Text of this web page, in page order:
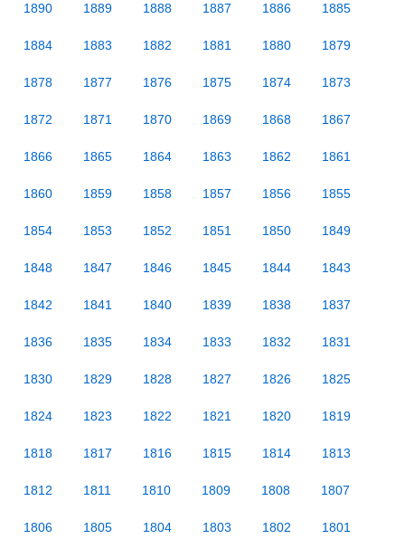
1890 1889 1888 1887 1886 1885
1884 1883 1882 1881 1880 1879
1878 1877 1876 1875 1874 1873
1872 1871 1870 1869 1868 1867
1866 1865 1864 1863 1862 1861
1860 1859 1858 1857 1856 1855
1854 1853 1852 1851 1850 1849
1848 1847 1846 1845 1844 1843
1842 1841 1840 1839 1838 1837
1836 1835 1834 1833 1832 1831
1830 1829 1828 1827 1826 1825
1824 1823 1822 1821 1820 1819
1818 1817 1816 1815 1814 1813
1812 1811 1810 1809 1808 1807
1806 1805 1804 1803 1802 1801